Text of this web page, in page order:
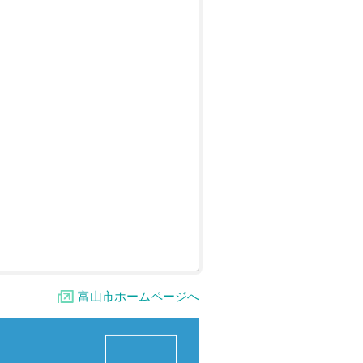
富山市ホームページへ